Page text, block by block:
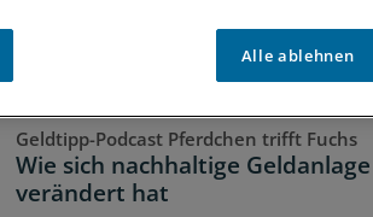
Geldtipp-Podcast Pferdchen trifft Fuchs
Wie sich nachhaltige Geldanlage
verändert hat
Alle ablehnen